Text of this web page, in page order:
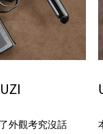
外觀考究沒話